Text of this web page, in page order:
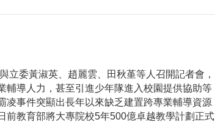
立委黃淑英、趙麗雲、田秋堇等人召開記者會，
輔導人力，甚至引進少年隊進入校園提供協助等
凌事件突顯出長年以來缺乏建置跨專業輔導資源
前教育部將大專院校5年500億卓越教學計劃正式